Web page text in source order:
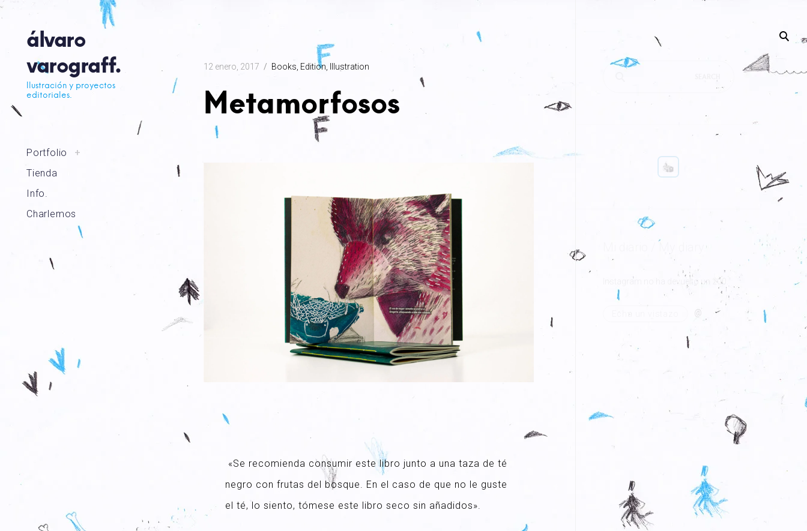
Skip
contentálvaro
varograff.
Ilustración y proyectos
editoriales.
Portfolio toggle
child
+
Tienda
Info.
Charlemos
12 enero, 2017 Books Edition Illustration
Metamorfosos
«Se recomienda consumir este libro junto a una taza de té
negro con frutas del bosque. En el caso de que no le guste
el té, lo siento, tómese este libro seco sin añadidos».
Search
Instagram no ha devuelto un 200.
@